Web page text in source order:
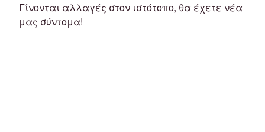
Γίνονται αλλαγές στον ιστότοπο, θα έχετε νέα
μας σύντομα!